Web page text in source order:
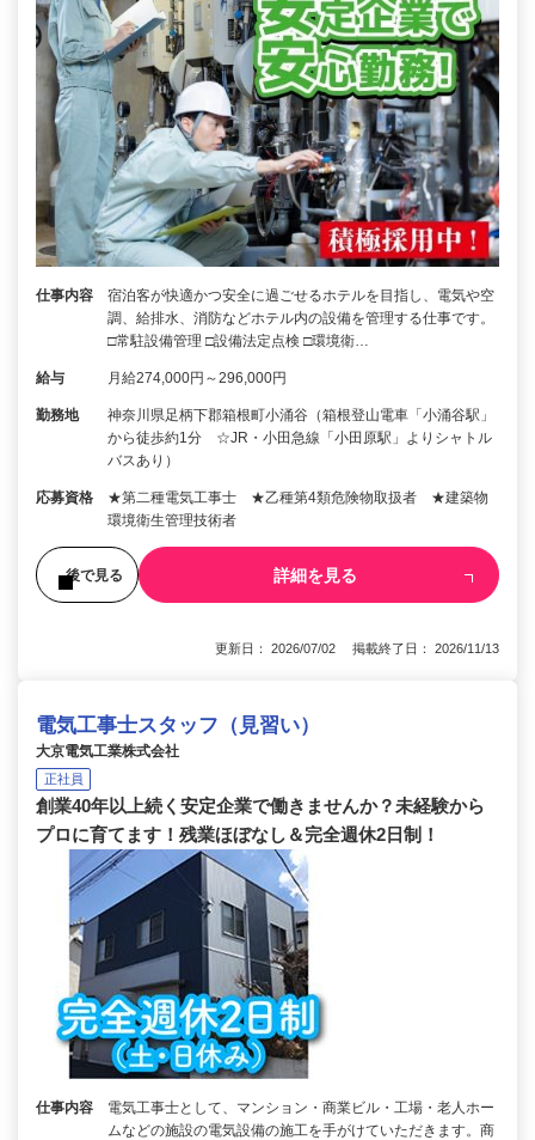
仕事内容
宿泊客が快適かつ安全に過ごせるホテルを目指し、電気や空
調、給排水、消防などホテル内の設備を管理する仕事です。
□常駐設備管理 □設備法定点検 □環境衛…
給与 月給274,000円～296,000円
勤務地
神奈川県足柄下郡箱根町小涌谷（箱根登山電車「小涌谷駅」
から徒歩約1分 ☆JR・小田急線「小田原駅」よりシャトル
バスあり）
応募資格
★第二種電気工事士 ★乙種第4類危険物取扱者 ★建築物
環境衛生管理技術者
後で見る 詳細を見る
更新日： 2026/07/02 掲載終了日： 2026/11/13
電気工事士スタッフ（見習い）
大京電気工業株式会社
正社員
創業40年以上続く安定企業で働きませんか？未経験から
プロに育てます！残業ほぼなし＆完全週休2日制！
仕事内容
電気工事士として、マンション・商業ビル・工場・老人ホー
ムなどの施設の電気設備の施工を手がけていただきます。商